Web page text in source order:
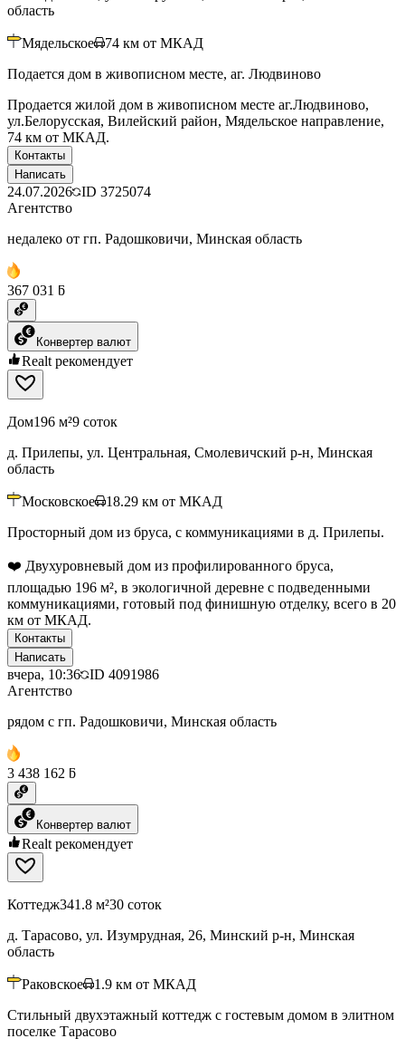
область
Мядельское 74 км от МКАД
Подается дом в живописном месте, аг. Людвиново
Продается жилой дом в живописном месте аг.Людвиново,
ул.Белорусская, Вилейский район, Мядельское направление,
74 км от МКАД.
Контакты
Написать
24.07.2026 ID 3725074
Агентство
недалеко от гп. Радошковичи, Минская область
367 031 ƃ
Конвертер валют
Realt рекомендует
Дом196 м²9 соток
д. Прилепы, ул. Центральная, Смолевичский р-н, Минская
область
Московское 18.29 км от МКАД
Просторный дом из бруса, с коммуникациями в д. Прилепы.
❤️ Двухуровневый дом из профилированного бруса,
площадью 196 м², в экологичной деревне с подведенными
коммуникациями, готовый под финишную отделку, всего в 20
км от МКАД.
Контакты
Написать
вчера, 10:36 ID 4091986
Агентство
рядом с гп. Радошковичи, Минская область
3 438 162 ƃ
Конвертер валют
Realt рекомендует
Коттедж341.8 м²30 соток
д. Тарасово, ул. Изумрудная, 26, Минский р-н, Минская
область
Раковское 1.9 км от МКАД
Стильный двухэтажный коттедж с гостевым домом в элитном
поселке Тарасово